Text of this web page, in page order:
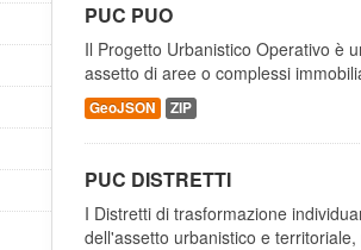
PUC PUO
Il Progetto Urbanistico Operativo è
assetto di aree o complessi
GeoJSON ZIP
PUC DISTRETTI
I Distretti di trasformazione
dell'assetto urbanistico e